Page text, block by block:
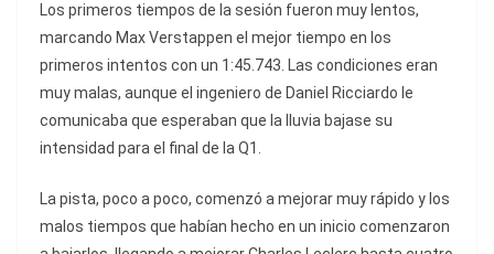
Los primeros tiempos de la sesión fueron muy lentos,
marcando Max Verstappen el mejor tiempo en los
primeros intentos con un 1:45.743. Las condiciones eran
muy malas, aunque el ingeniero de Daniel Ricciardo le
comunicaba que esperaban que la lluvia bajase su
intensidad para el final de la Q1.
La pista, poco a poco, comenzó a mejorar muy rápido y los
malos tiempos que habían hecho en un inicio comenzaron